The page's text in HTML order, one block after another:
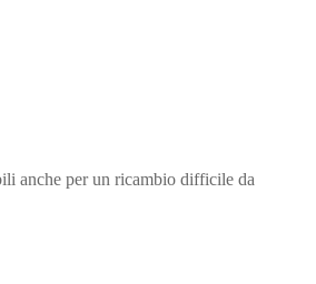
anche per un ricambio difficile da